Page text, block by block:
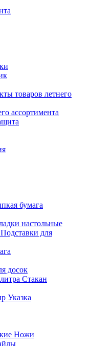
товаров летнего
ассортимента
бумага
настольные
для
досок
Стакан
Указка
Ножи